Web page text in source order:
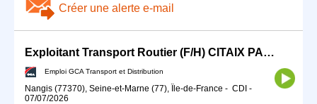
Créer une alerte e-mail
Exploitant Transport Routier (F/H) CITAIX PARIS
Emploi GCA Transport et Distribution
Nangis (77370), Seine-et-Marne (77), Île-de-France - CDI -
07/07/2026